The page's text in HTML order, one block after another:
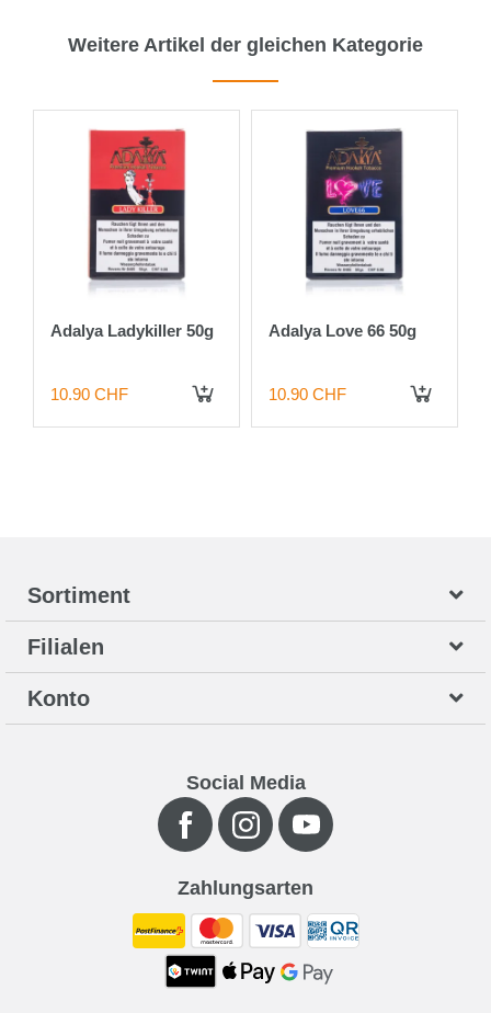
Weitere Artikel der gleichen Kategorie
Adalya Ladykiller 50g
10.90 CHF
Adalya Love 66 50g
10.90 CHF
Sortiment
Filialen
Konto
Social Media
Zahlungsarten